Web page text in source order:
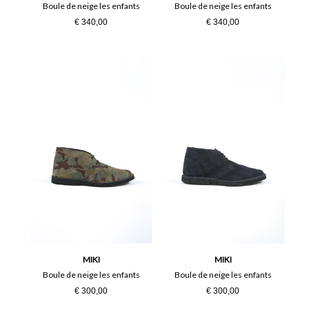
Boule de neige les enfants
€ 340,00
Boule de neige les enfants
€ 340,00
MIKI
Boule de neige les enfants
€ 300,00
MIKI
Boule de neige les enfants
€ 300,00